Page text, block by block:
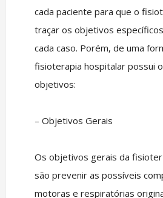
cada paciente para que o
traçar os objetivos
cada caso. Porém, de uma
fisioterapia hospitalar possui
objetivos:
– Objetivos Gerais
Os objetivos gerais da
são prevenir as possíveis
motoras e respiratórias